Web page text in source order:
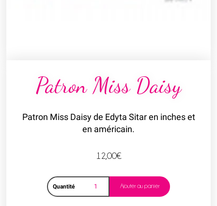
Patron Miss Daisy
Patron Miss Daisy de Edyta Sitar en inches et
en américain.
12,00€
Quantité Ajouter au panier